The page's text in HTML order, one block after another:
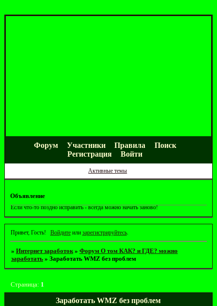
Форум Участники Правила
Поиск
Регистрация
Войти
Активные темы
Объявление
Если что-то поздно исправить - всегда можно начать заново!
Привет, Гость! Войдитеили зарегистрируйтесь.
» Интернет заработок » Форум О том КАК? и ГДЕ? можно
заработать » Заработать WMZ без проблем
Заработать WMZ без проблем
Страница: 1